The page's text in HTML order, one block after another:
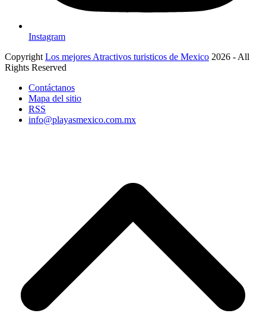
Instagram
Copyright Los mejores Atractivos turisticos de Mexico 2026 - All
Rights Reserved
Contáctanos
Mapa del sitio
RSS
info@playasmexico.com.mx